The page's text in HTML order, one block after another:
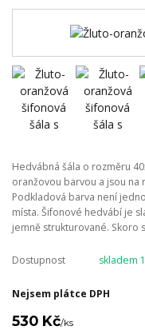
Hedvábná šála o rozměru
oranžovou barvou a jsou
Podkladová barva není
místa. Šifonové hedvábí je
jemně strukturované. Skoro
Dostupnost skladem
Nejsem plátce DPH
530 Kč/ks